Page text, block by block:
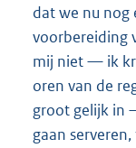
dat we nu nog
voorbereiding
mij niet — ik
oren van de
groot gelijk in
gaan